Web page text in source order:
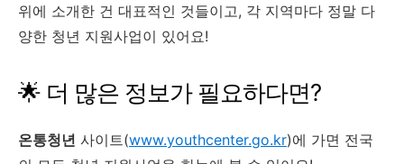
위에 소개한 건 대표적인 것들이고, 각 지역마다 정말 다
양한 청년 지원사업이 있어요!
🌟 더 많은 정보가 필요하다면?
온통청년 사이트(www.youthcenter.go.kr)에 가면 전국